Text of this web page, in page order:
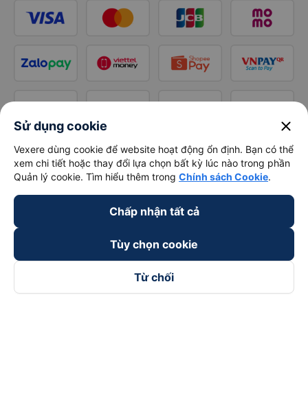
Sử dụng cookie close
Vexere dùng cookie để website hoạt động ổn định. Bạn có thể
xem chi tiết hoặc thay đổi lựa chọn bất kỳ lúc nào trong phần
Quản lý cookie. Tìm hiểu thêm trong Chính sách Cookie.
Chấp nhận tất cả
Tùy chọn cookie
Từ chối